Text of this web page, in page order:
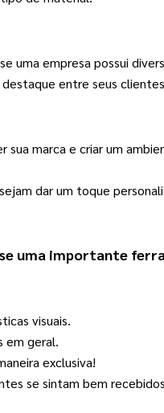
uma empresa possui
entre seus
marca e criar um
dar um toque
uma importante
visuais.
em geral.
exclusiva!
se sintam bem